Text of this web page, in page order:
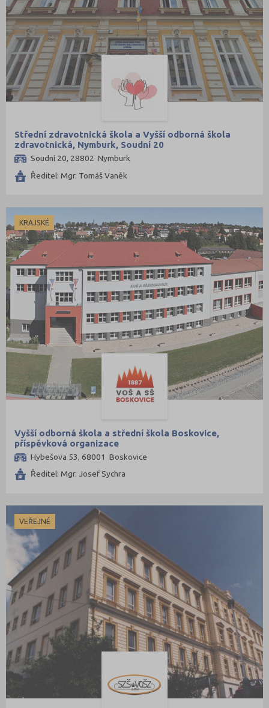
Střední zdravotnická škola a Vyšší odborná škola
zdravotnická, Nymburk, Soudní 20
Soudní 20, 28802 Nymburk
Ředitel: Mgr. Tomáš Vaněk
KRAJSKÉ
Vyšší odborná škola a střední škola Boskovice,
příspěvková organizace
Hybešova 53, 68001 Boskovice
Ředitel: Mgr. Josef Sychra
VEŘEJNÉ